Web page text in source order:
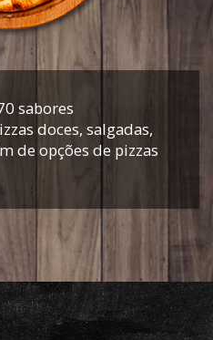
sabores
doces, salgadas,
de opções de pizzas